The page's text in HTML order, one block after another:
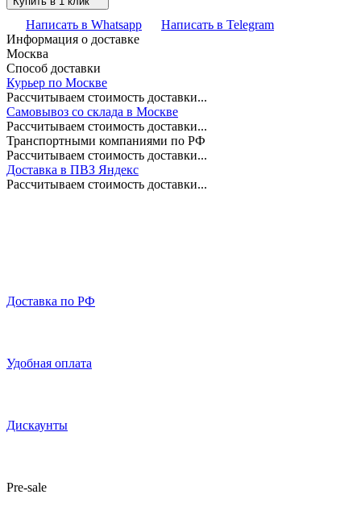
Написать в Whatsapp
Написать в Telegram
Информация о доставке
Москва
Способ доставки
Курьер по Москве
Рассчитываем стоимость доставки...
Самовывоз со склада в Москве
Рассчитываем стоимость доставки...
Транспортными компаниями по РФ
Рассчитываем стоимость доставки...
Доставка в ПВЗ Яндекс
Рассчитываем стоимость доставки...
Доставка по РФ
Удобная оплата
Дискаунты
Pre-sale